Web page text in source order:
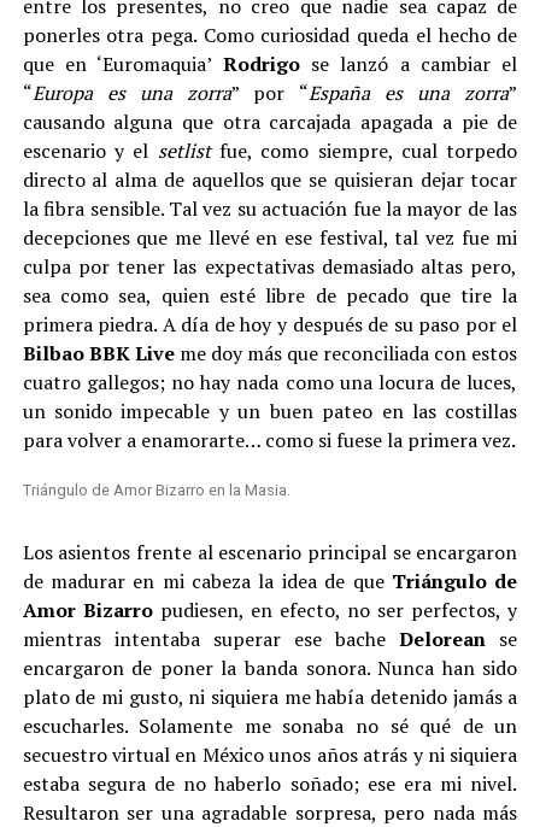
entre los presentes, no creo que nadie sea capaz de
ponerles otra pega. Como curiosidad queda el hecho de
que en ‘Euromaquia’ Rodrigose lanzó a cambiar el
“Europa es una zorra” por “España es una zorra”
causando alguna que otra carcajada apagada a pie de
escenario y el setlistfue, como siempre, cual torpedo
directo al alma de aquellos que se quisieran dejar tocar
la fibra sensible. Tal vez su actuación fue la mayor de las
decepciones que me llevé en ese festival, tal vez fue mi
culpa por tener las expectativas demasiado altas pero,
sea como sea, quien esté libre de pecado que tire la
primera piedra. A día de hoy y después de su paso por el
Bilbao BBK Liveme doy más que reconciliada con estos
cuatro gallegos; no hay nada como una locura de luces,
un sonido impecable y un buen pateo en las costillas
para volver a enamorarte… como si fuese la primera vez.
Triángulo de Amor Bizarro en la Masia.
Los asientos frente al escenario principal se encargaron
de madurar en mi cabeza la idea de que Triángulo de
Amor Bizarropudiesen, en efecto, no ser perfectos, y
mientras intentaba superar ese bacheDelorean se
encargaron de poner la banda sonora. Nunca han sido
plato de mi gusto, ni siquiera me había detenido jamás a
escucharles. Solamente me sonaba no sé qué de un
secuestro virtual en México unos años atrás y ni siquiera
estaba segura de no haberlo soñado; ese era mi nivel.
Resultaron ser una agradable sorpresa, pero nada más